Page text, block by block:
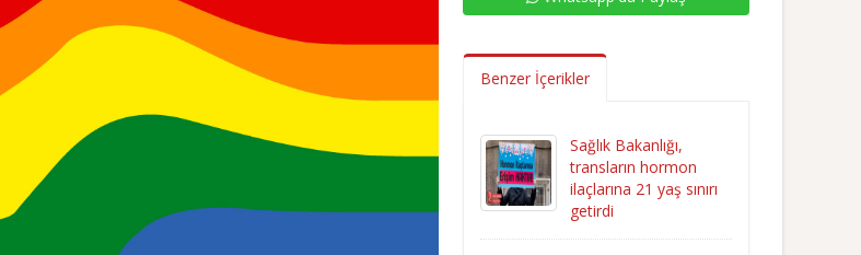
Benzer İçerikler
Sağlık Bakanlığı,
transların hormon
ilaçlarına 21 yaş sınırı
getirdi